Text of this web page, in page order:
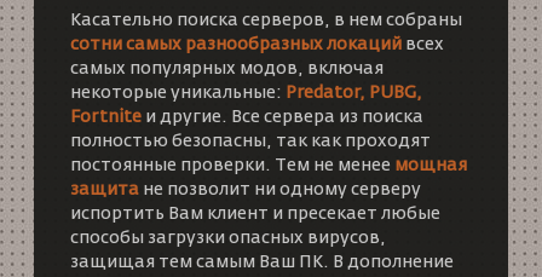
Касательно поиска серверов, в нем собраны
сотни самых разнообразных локацийвсех
самых популярных модов, включая
некоторые уникальные: Predator, PUBG,
Fortniteи другие. Все сервера из поиска
полностью безопасны, так как проходят
постоянные проверки. Тем не менее мощная
защитане позволит ни одному серверу
испортить Вам клиент и пресекает любые
способы загрузки опасных вирусов,
защищая тем самым Ваш ПК. В дополнение